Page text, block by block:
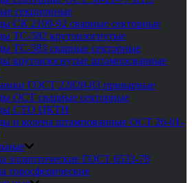
секционные
СК 2109-92 сварные секторные
ТС-582 крутоизогнутые
ТС-583 сварные секторные
крутоизогнутые штампосварные
ГОСТ 22820-83 приварные
ОСТ сварные секторные
СТО ЦКТИ
и колена штампованные ОСТ 26-01-
эллиптические ГОСТ 6533-78
торосферические